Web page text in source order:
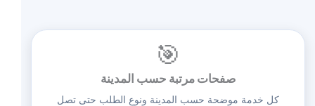
🎯
صفحات مرتبة حسب المدينة
كل خدمة موضحة حسب المدينة ونوع الطلب حتى تصل